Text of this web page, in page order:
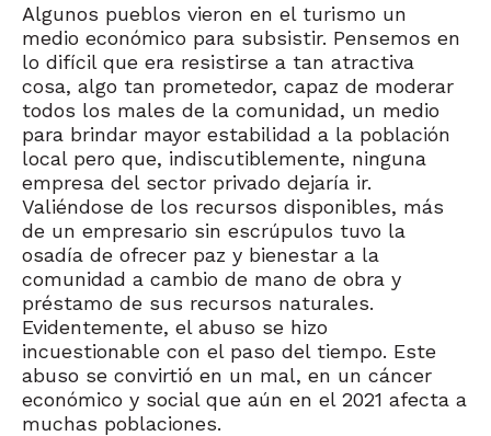
Algunos pueblos vieron en el turismo un
medio económico para subsistir. Pensemos en
lo difícil que era resistirse a tan atractiva
cosa, algo tan prometedor, capaz de moderar
todos los males de la comunidad, un medio
para brindar mayor estabilidad a la población
local pero que, indiscutiblemente, ninguna
empresa del sector privado dejaría ir.
Valiéndose de los recursos disponibles, más
de un empresario sin escrúpulos tuvo la
osadía de ofrecer paz y bienestar a la
comunidad a cambio de mano de obra y
préstamo de sus recursos naturales.
Evidentemente, el abuso se hizo
incuestionable con el paso del tiempo. Este
abuso se convirtió en un mal, en un cáncer
económico y social que aún en el 2021 afecta a
muchas poblaciones.